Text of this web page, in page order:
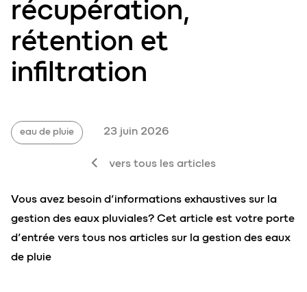
récupération,
rétention et
infiltration
eau de pluie 23 juin 2026
vers tous les articles
Vous avez besoin d’informations exhaustives sur la
gestion des eaux pluviales? Cet article est votre porte
d’entrée vers tous nos articles sur la gestion des eaux
de pluie